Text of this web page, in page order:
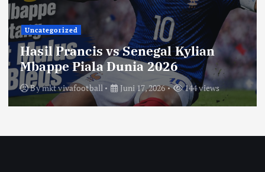
Uncategorized
Hasil Prancis vs Senegal Kylian
Mbappe Piala Dunia 2026
Bymkt vivafootball Juni 17, 2026 144 views